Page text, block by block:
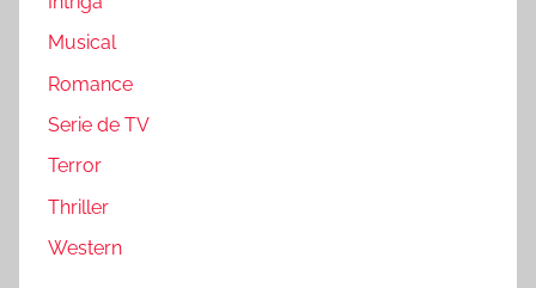
Musical
Romance
Serie de TV
Terror
Thriller
Western